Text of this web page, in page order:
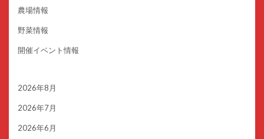
農場情報
野菜情報
開催イベント情報
2026年8月
2026年7月
2026年6月